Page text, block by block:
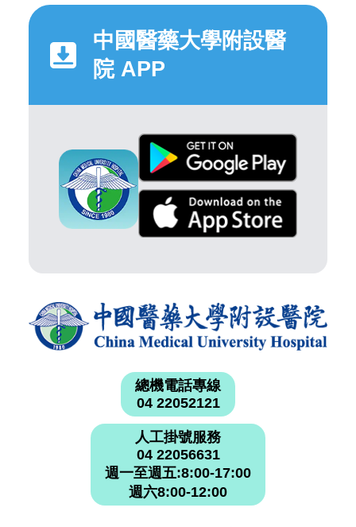
中國醫藥大學附設醫
院 APP
總機電話專線
04 22052121
人工掛號服務
04 22056631
週一至週五:8:00-17:00
週六8:00-12:00